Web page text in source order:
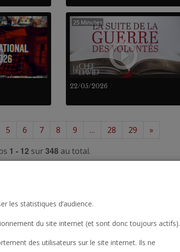
22/05/2026
25 Minutes
5 6 7 8 9 … 28 29
»
1 - 12 sur348au total.
les statistiques d’audience.
du site internet (et sont donc toujours actifs).
des utilisateurs sur le site internet. Ils ne